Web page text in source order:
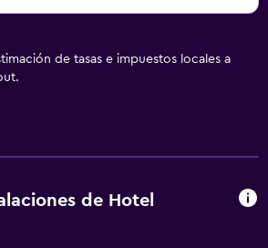
de tasas e impuestos locales a
de Hotel